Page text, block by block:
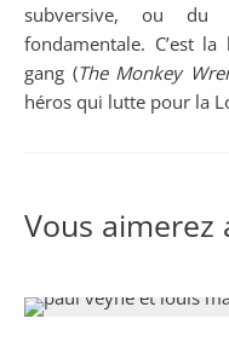
subversive, ou du
fondamentale. C’est
gang (The Monkey
héros qui lutte pour la
Vous aimerez